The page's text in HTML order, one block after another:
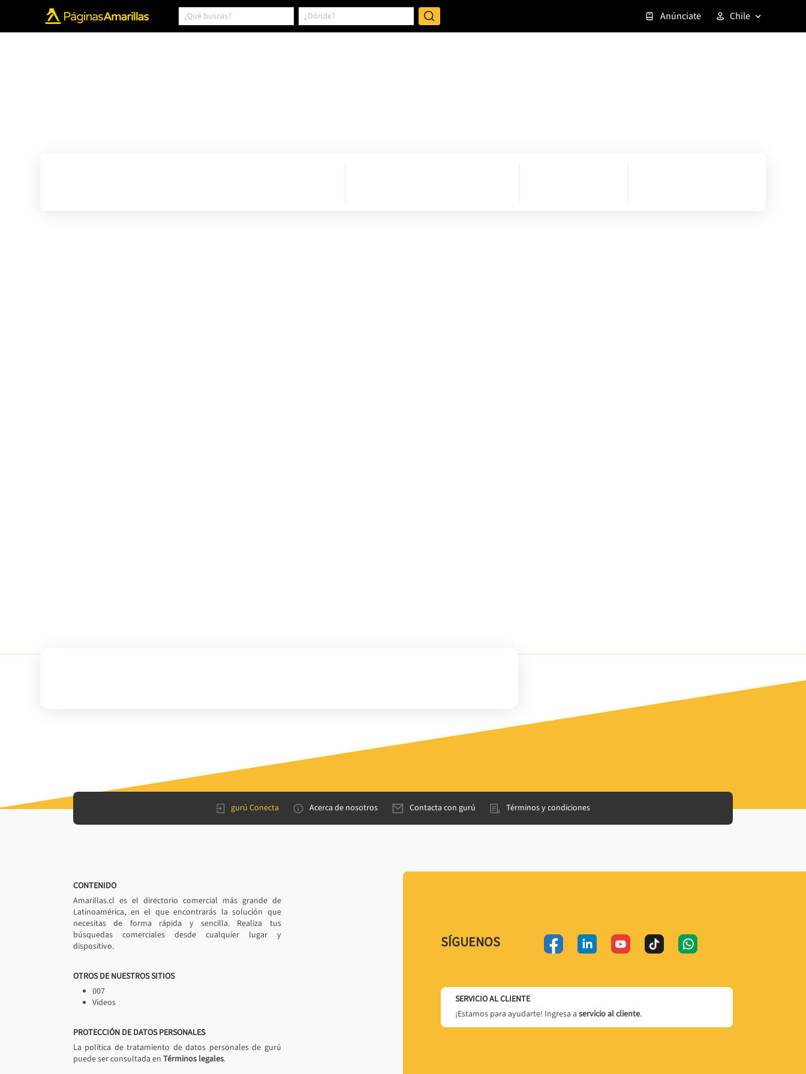
Anúnciate Chile
gurú Conecta Acerca de nosotros Contacta con gurú Términos y condiciones
CONTENIDO
Amarillas.cl es el directorio comercial más grande de
Latinoamérica, en el que encontrarás la solución que
necesitas de forma rápida y sencilla. Realiza tus
búsquedas comerciales desde cualquier lugar y
dispositivo.
OTROS DE NUESTROS SITIOS
007
Videos
PROTECCIÓN DE DATOS PERSONALES
La política de tratamiento de datos personales de gurú
puede ser consultada en Términos legales.
SÍGUENOS
SERVICIO AL CLIENTE
¡Estamos para ayudarte! Ingresa a servicio al cliente.